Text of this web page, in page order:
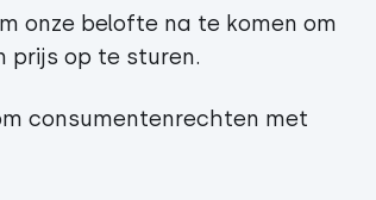
onze belofte na te komen om
prijs op te sturen.
consumentenrechten met